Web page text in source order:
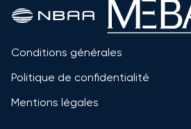
Conditions générales
Politique de confidentialité
Mentions légales